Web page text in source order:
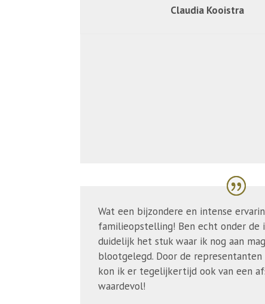
Claudia Kooistra
Wat een bijzondere en intense
familieopstelling! Ben echt onder de
duidelijk het stuk waar ik nog aan
blootgelegd. Door de
kon ik er tegelijkertijd ook van een
waardevol!